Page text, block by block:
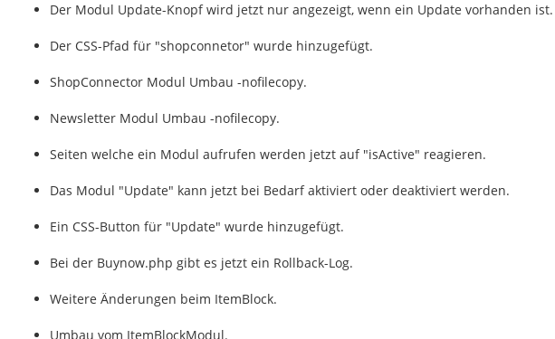
Der Modul Update-Knopf wird jetzt nur angezeigt, wenn ein Update vorhanden ist.
Der CSS-Pfad für "shopconnetor" wurde hinzugefügt.
ShopConnector Modul Umbau -nofilecopy.
Newsletter Modul Umbau -nofilecopy.
Seiten welche ein Modul aufrufen werden jetzt auf "isActive" reagieren.
Das Modul "Update" kann jetzt bei Bedarf aktiviert oder deaktiviert werden.
Ein CSS-Button für "Update" wurde hinzugefügt.
Bei der Buynow.php gibt es jetzt ein Rollback-Log.
Weitere Änderungen beim ItemBlock.
Umbau vom ItemBlockModul.